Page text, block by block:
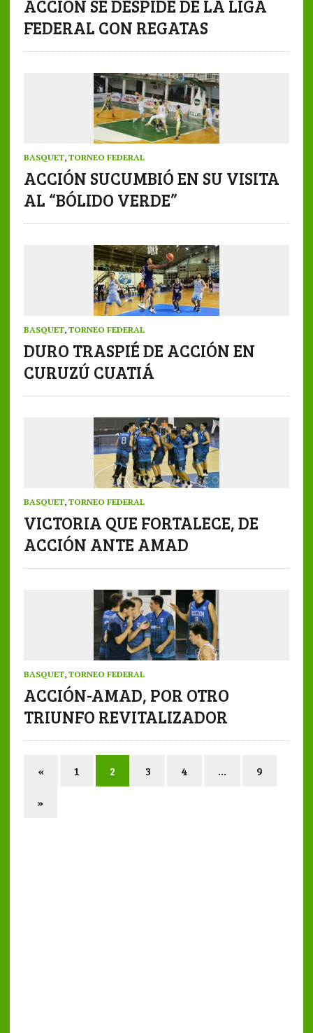
ACCIÓN SE DESPIDE DE LA LIGA
FEDERAL CON REGATAS
BASQUET, TORNEO FEDERAL
ACCIÓN SUCUMBIÓ EN SU VISITA
AL “BÓLIDO VERDE”
BASQUET, TORNEO FEDERAL
DURO TRASPIÉ DE ACCIÓN EN
CURUZÚ CUATIÁ
BASQUET, TORNEO FEDERAL
VICTORIA QUE FORTALECE, DE
ACCIÓN ANTE AMAD
BASQUET, TORNEO FEDERAL
ACCIÓN-AMAD, POR OTRO
TRIUNFO REVITALIZADOR
« 1 2 3 4 … 9
»